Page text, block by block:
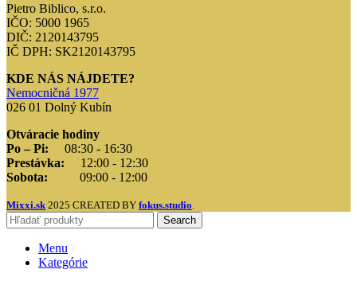
Pietro Biblico, s.r.o.
IČO: 5000 1965
DIČ: 2120143795
IČ DPH: SK2120143795
KDE NÁS NÁJDETE?
Nemocničná 1977
026 01 Dolný Kubín
Otváracie hodiny
Po – Pi:
08:30 - 16:30
Prestávka:
12:00 - 12:30
Sobota:
09:00 - 12:00
Mixxi.sk 2025 CREATED BY fokus.studio
Search
Menu
Kategórie